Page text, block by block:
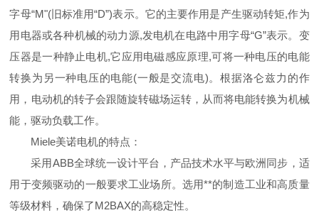
字母“M"(旧标准用“D”)表示。它的主要作用是产生驱动转矩,作为
用电器或各种机械的动力源,发电机在电路中用字母“G”表示。变
压器是一种静止电机,它应用电磁感应原理,可将一种电压的电能
转换为另一种电压的电能(一般是交流电)。根据洛仑兹力的作
用，电动机的转子会跟随旋转磁场运转，从而将电能转换为机械
能，驱动负载工作。
Miele美诺电机的特点：
采用ABB全球统一设计平台，产品技术水平与欧洲同步，适
用于变频驱动的一般要求工业场所。选用**的制造工业和高质量
等级材料，确保了M2BAX的高稳定性。